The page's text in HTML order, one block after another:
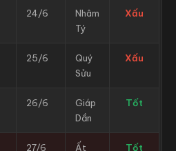
24/6
Nhâm
Tý
Xấu
25/6
Quý
Sửu
Xấu
26/6
Giáp
Dần
Tốt
27/6
Ất
Tốt